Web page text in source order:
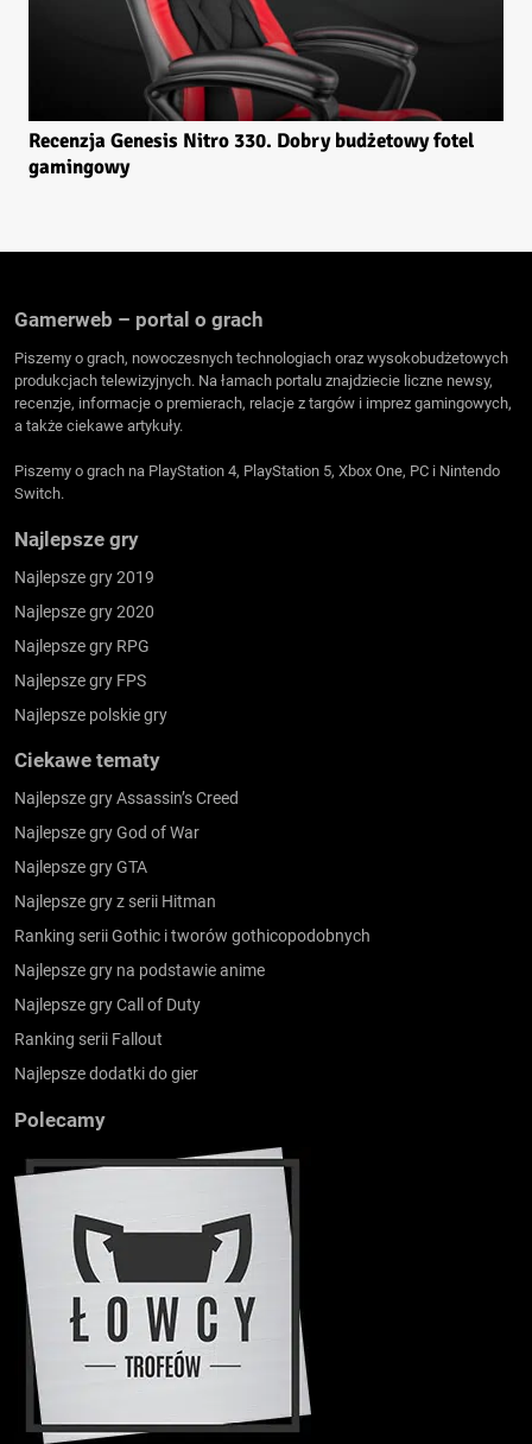
Recenzja Genesis Nitro 330. Dobry budżetowy fotel
gamingowy
Gamerweb – portal o grach
Piszemy o grach, nowoczesnych technologiach oraz wysokobudżetowych
produkcjach telewizyjnych. Na łamach portalu znajdziecie liczne newsy,
recenzje, informacje o premierach, relacje z targów i imprez gamingowych,
a także ciekawe artykuły.
Piszemy o grach na PlayStation 4, PlayStation 5, Xbox One, PC i Nintendo
Switch.
Najlepsze gry
Najlepsze gry 2019
Najlepsze gry 2020
Najlepsze gry RPG
Najlepsze gry FPS
Najlepsze polskie gry
Ciekawe tematy
Najlepsze gry Assassin’s Creed
Najlepsze gry God of War
Najlepsze gry GTA
Najlepsze gry z serii Hitman
Ranking serii Gothic i tworów gothicopodobnych
Najlepsze gry na podstawie anime
Najlepsze gry Call of Duty
Ranking serii Fallout
Najlepsze dodatki do gier
Polecamy